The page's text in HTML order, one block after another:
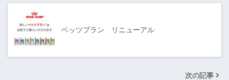
ベッツプラン リニューアル
次の記事